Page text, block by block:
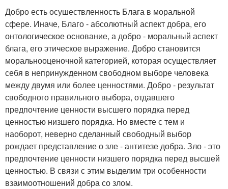
Добро есть осушествленность Блага в моральной
сфере. Иначе, Благо - абсолютный аспект добра, его
онтологическое основание, а добро - моральный аспект
блага, его этическое выражение. Добро становится
моральнооценочной категорией, которая осуществляет
себя в непринужденном свободном выборе человека
между двумя или более ценностями. Добро - результат
свободного правильного выбора, отдавшего
предпочтение ценности высшего порядка перед
ценностью низшего порядка. Но вместе с тем и
наоборот, неверно сделанный свободный выбор
рождает представление о зле - антитезе добра. Зло - это
предпочтение ценности низшего порядка перед высшей
ценностью. В связи с этим выделим три особенности
взаимоотношений добра со злом.